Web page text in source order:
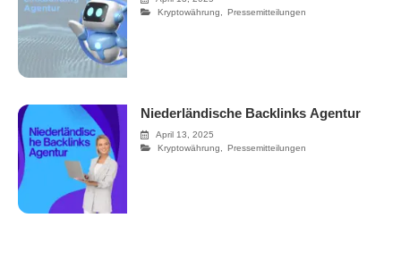
Kryptowährung, Pressemitteilungen
Niederländische Backlinks Agentur
April 13, 2025
Kryptowährung, Pressemitteilungen